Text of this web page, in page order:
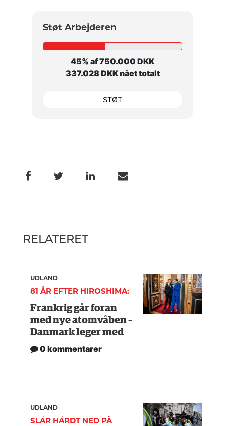
Støt Arbejderen
45% af 750.000 DKK
337.028 DKK nået totalt
STØT
RELATERET
UDLAND
81 ÅR EFTER HIROSHIMA:
Frankrig går foran
med nye atomvåben –
Danmark leger med
0 kommentarer
UDLAND
SLÅR HÅRDT NED PÅ